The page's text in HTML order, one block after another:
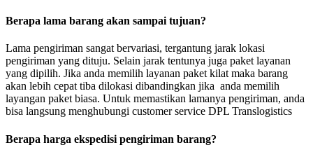
Berapa lama barang akan sampai tujuan?
Lama pengiriman sangat bervariasi, tergantung jarak lokasi
pengiriman yang dituju. Selain jarak tentunya juga paket layanan
yang dipilih. Jika anda memilih layanan paket kilat maka barang
akan lebih cepat tiba dilokasi dibandingkan jika anda memilih
layangan paket biasa. Untuk memastikan lamanya pengiriman, anda
bisa langsung menghubungi customer service DPL Translogistics
Berapa harga ekspedisi pengiriman barang?